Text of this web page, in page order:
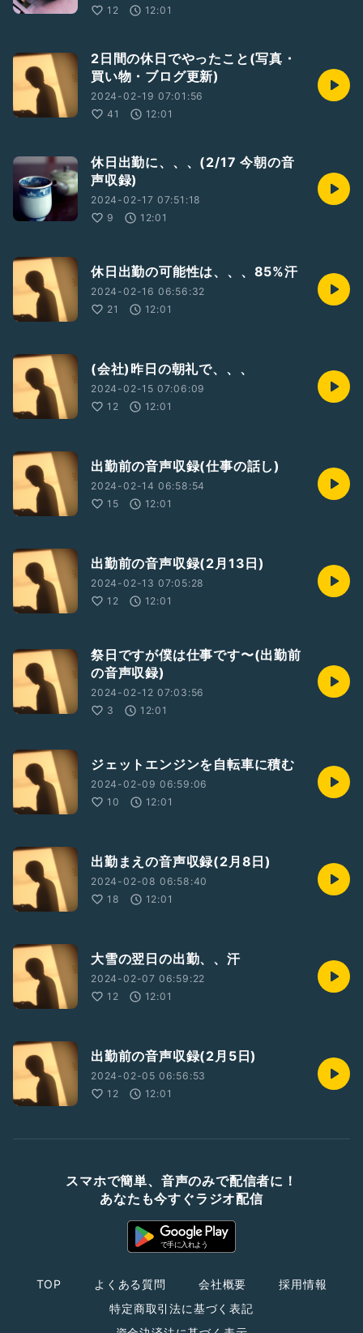
12
12:01
2日間の休日でやったこと(写真・
買い物・ブログ更新)
2024-02-19 07:01:56
41
12:01
休日出勤に、、、(2/17 今朝の音
声収録)
2024-02-17 07:51:18
9
12:01
休日出勤の可能性は、、、85%汗
2024-02-16 06:56:32
21
12:01
(会社)昨日の朝礼で、、、
2024-02-15 07:06:09
12
12:01
出勤前の音声収録(仕事の話し)
2024-02-14 06:58:54
15
12:01
出勤前の音声収録(2月13日)
2024-02-13 07:05:28
12
12:01
祭日ですが僕は仕事です〜(出勤前
の音声収録)
2024-02-12 07:03:56
3
12:01
ジェットエンジンを自転車に積む
2024-02-09 06:59:06
10
12:01
出勤まえの音声収録(2月8日)
2024-02-08 06:58:40
18
12:01
大雪の翌日の出勤、、汗
2024-02-07 06:59:22
12
12:01
出勤前の音声収録(2月5日)
2024-02-05 06:56:53
12
12:01
スマホで簡単、音声のみで配信者に！
あなたも今すぐラジオ配信
TOP よくある質問 会社概要
採用情報
特定商取引法に基づく表記